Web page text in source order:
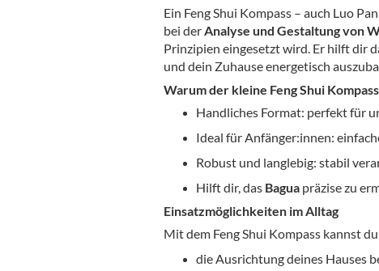
Ein Feng Shui Kompass – auch Luo
bei derAnalyse und Gestaltung von
Prinzipien eingesetzt wird. Er hilft dir
und dein Zuhause energetisch
Warum der kleine Feng Shui
Handliches Format: perfekt für
Ideal für Anfänger:innen:
Robust und langlebig: stabil
Hilft dir, das Bagua präzise zu
Einsatzmöglichkeiten im Alltag
Mit dem Feng Shui Kompass kannst
die Ausrichtung deines Hauses